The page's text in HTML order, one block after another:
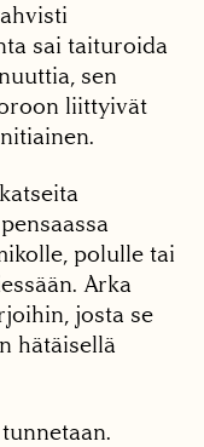
sai taituroida
sen
liittyivät
polulle tai
Arka
josta se
hätäisellä